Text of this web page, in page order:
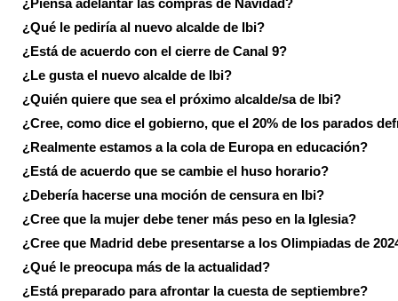
¿Piensa adelantar las compras de Navidad?
¿Qué le pediría al nuevo alcalde de Ibi?
¿Está de acuerdo con el cierre de Canal 9?
¿Le gusta el nuevo alcalde de Ibi?
¿Quién quiere que sea el próximo alcalde/sa de Ibi?
¿Cree, como dice el gobierno, que el 20% de los parados
¿Realmente estamos a la cola de Europa en educación?
¿Está de acuerdo que se cambie el huso horario?
¿Debería hacerse una moción de censura en Ibi?
¿Cree que la mujer debe tener más peso en la Iglesia?
¿Cree que Madrid debe presentarse a los Olimpiadas de
¿Qué le preocupa más de la actualidad?
¿Está preparado para afrontar la cuesta de septiembre?